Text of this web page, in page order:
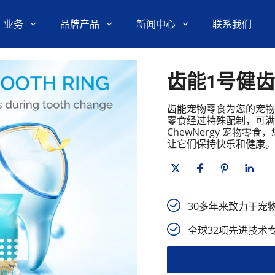
业务 品牌产品 新闻中心 联系我们
齿能1号健
齿能宠物零食为您的宠
零食经过特殊配制，可
ChewNergy 宠物零食
让它们保持快乐和健康。
30多年来致力于宠
全球32项先进技术